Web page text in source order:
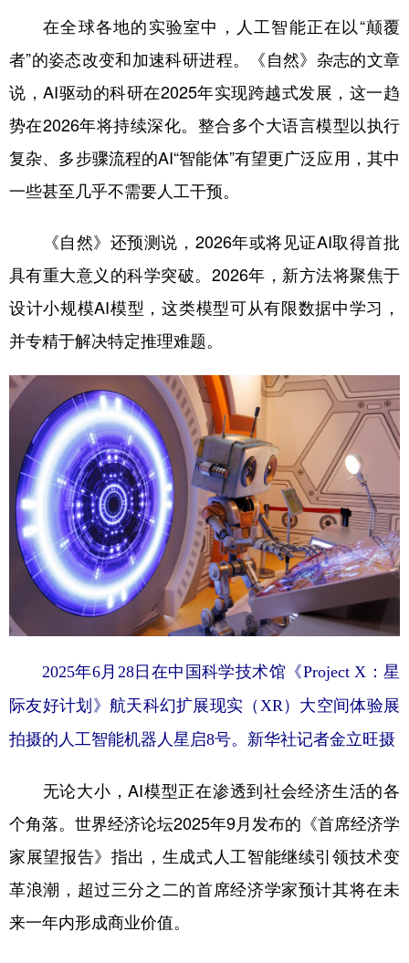
在全球各地的实验室中，人工智能正在以“颠覆
者”的姿态改变和加速科研进程。《自然》杂志的文章
说，AI驱动的科研在2025年实现跨越式发展，这一趋
势在2026年将持续深化。整合多个大语言模型以执行
复杂、多步骤流程的AI“智能体”有望更广泛应用，其中
一些甚至几乎不需要人工干预。
《自然》还预测说，2026年或将见证AI取得首批
具有重大意义的科学突破。2026年，新方法将聚焦于
设计小规模AI模型，这类模型可从有限数据中学习，
并专精于解决特定推理难题。
2025年6月28日在中国科学技术馆《Project X：星
际友好计划》航天科幻扩展现实（XR）大空间体验展
拍摄的人工智能机器人星启8号。新华社记者金立旺摄
无论大小，AI模型正在渗透到社会经济生活的各
个角落。世界经济论坛2025年9月发布的《首席经济学
家展望报告》指出，生成式人工智能继续引领技术变
革浪潮，超过三分之二的首席经济学家预计其将在未
来一年内形成商业价值。